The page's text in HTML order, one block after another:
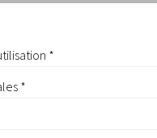
*
*